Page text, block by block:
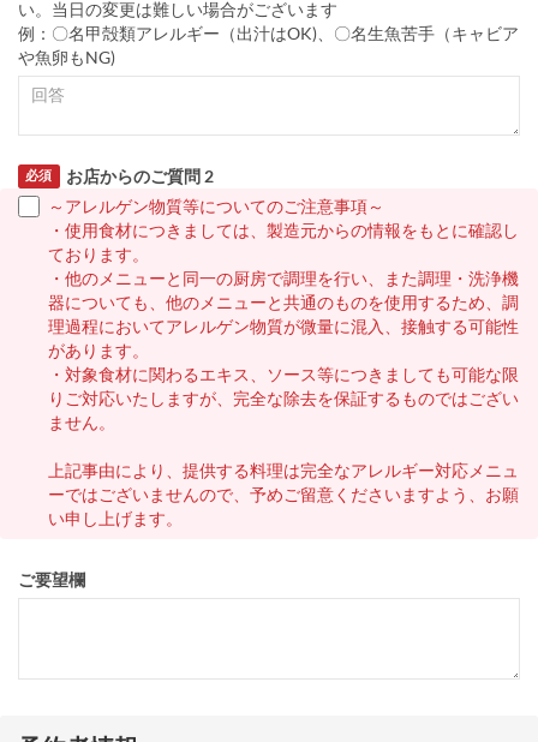
い。当日の変更は難しい場合がございます
例：〇名甲殻類アレルギー（出汁はOK)、〇名生魚苦手（キャビア
や魚卵もNG)
お店からのご質問 2
必須
～アレルゲン物質等についてのご注意事項～
・使用食材につきましては、製造元からの情報をもとに確認し
ております。
・他のメニューと同一の厨房で調理を行い、また調理・洗浄機
器についても、他のメニューと共通のものを使用するため、調
理過程においてアレルゲン物質が微量に混入、接触する可能性
があります。
・対象食材に関わるエキス、ソース等につきましても可能な限
りご対応いたしますが、完全な除去を保証するものではござい
ません。
上記事由により、提供する料理は完全なアレルギー対応メニュ
ーではございませんので、予めご留意くださいますよう、お願
い申し上げます。
ご要望欄